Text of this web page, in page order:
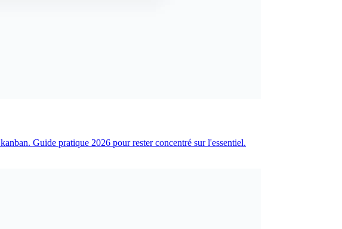
Guide pratique 2026 pour rester concentré sur l'essentiel.